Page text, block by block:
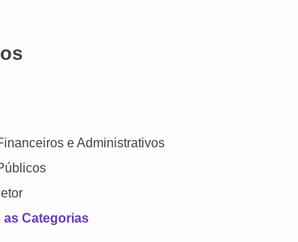
e Administrativos
as Categorias